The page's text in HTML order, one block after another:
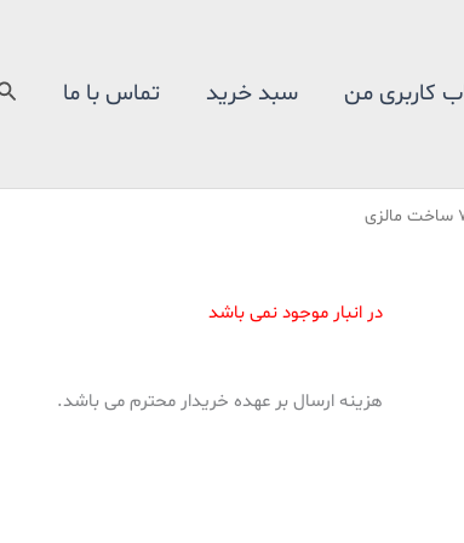
کاربری من سبد خرید تماس با ما
در انبار موجود نمی باشد
هزینه ارسال بر عهده خریدار محترم می باشد.